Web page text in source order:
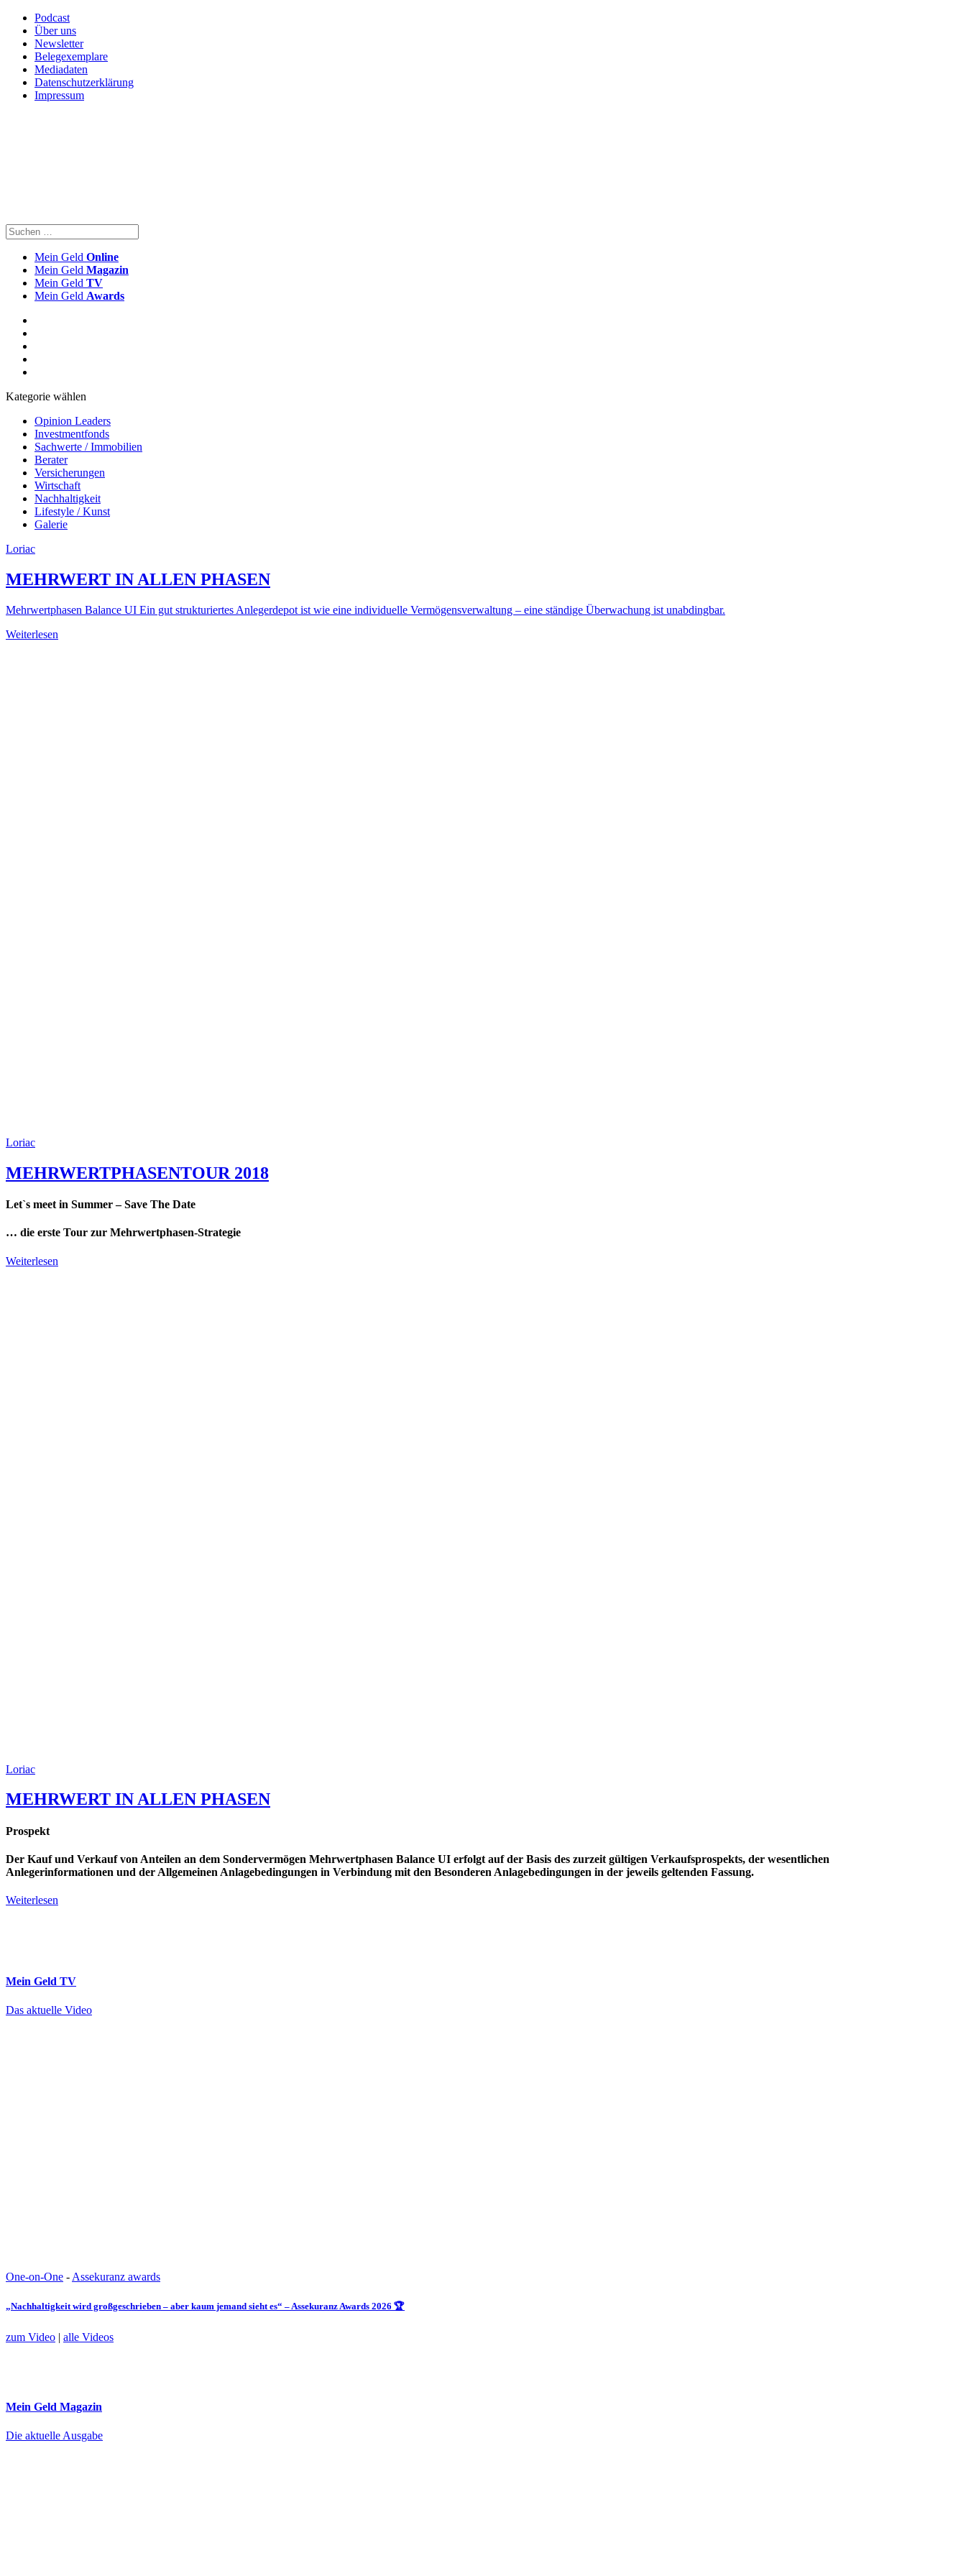
Podcast
Über uns
Newsletter
Belegexemplare
Mediadaten
Datenschutzerklärung
Impressum
Mein Geld Online
Mein Geld Magazin
Mein Geld TV
Mein Geld Awards
Kategorie wählen
Opinion Leaders
Investmentfonds
Sachwerte / Immobilien
Berater
Versicherungen
Wirtschaft
Nachhaltigkeit
Lifestyle / Kunst
Galerie
Loriac
MEHRWERT IN ALLEN PHASEN
Mehrwertphasen Balance UI Ein gut strukturiertes Anlegerdepot ist wie eine individuelle Vermögensverwaltung – eine ständige Überwachung ist unabdingbar.
Weiterlesen
Loriac
MEHRWERTPHASENTOUR 2018
Let`s meet in Summer – Save The Date
… die erste Tour zur Mehrwertphasen-Strategie
Weiterlesen
Loriac
MEHRWERT IN ALLEN PHASEN
Prospekt
Der Kauf und Verkauf von Anteilen an dem Sondervermögen Mehrwertphasen Balance UI erfolgt auf der Basis des zurzeit gültigen Verkaufsprospekts, der wesentlichen
Anlegerinformationen und der Allgemeinen Anlagebedingungen in Verbindung mit den Besonderen Anlagebedingungen in der jeweils geltenden Fassung.
Weiterlesen
Mein Geld TV
Das aktuelle Video
One-on-One - Assekuranz awards
„Nachhaltigkeit wird großgeschrieben – aber kaum jemand sieht es“ – Assekuranz Awards 2026 🏆
zum Video | alle Videos
Mein Geld Magazin
Die aktuelle Ausgabe